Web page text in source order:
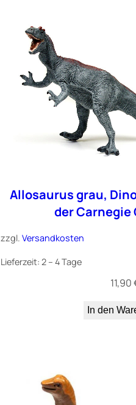
Allosaurus grau,
der
zzgl. Versandkosten
Lieferzeit: 2 – 4 Tage
11,90
In den